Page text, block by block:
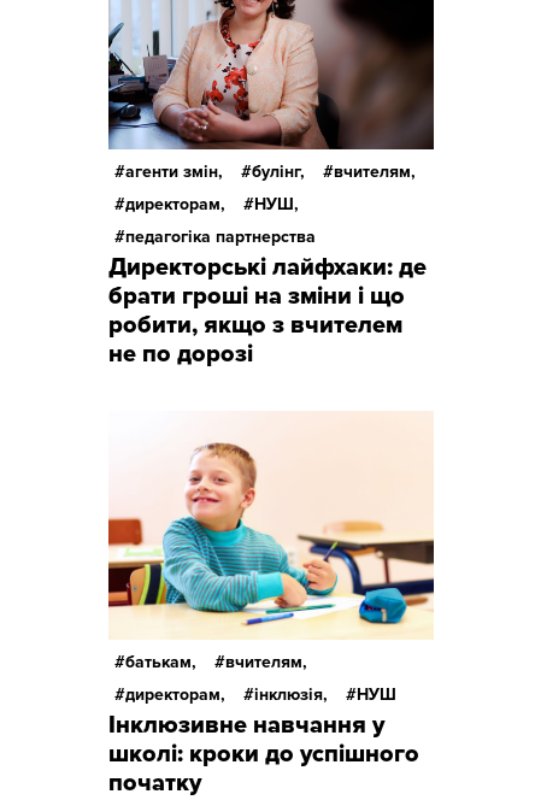
агенти змін, булінг,
вчителям,
директорам,
НУШ,
педагогіка партнерства
Директорські лайфхаки: де
брати гроші на зміни і що
робити, якщо з вчителем
не по дорозі
батькам,
вчителям,
директорам,
інклюзія, НУШ
Інклюзивне навчання у
школі: кроки до успішного
початку